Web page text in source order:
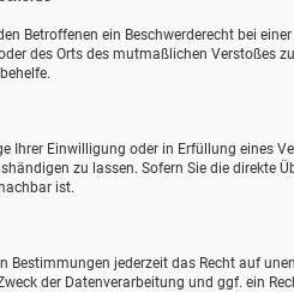
Betroffenen ein Beschwerderecht bei
des Orts des mutmaßlichen Verstoßes
Ihrer Einwilligung oder in Erfüllung eines
zu lassen. Sofern Sie die direkte
ist.
Bestimmungen jederzeit das Recht auf
der Datenverarbeitung und ggf. ein